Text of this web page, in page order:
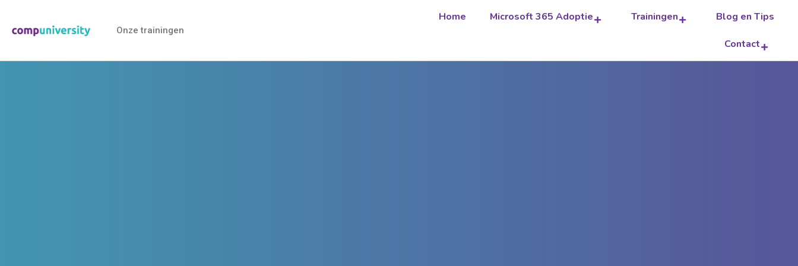
Onze trainingen
Home Microsoft 365 Adoptie Trainingen Blog en Tips
Contact